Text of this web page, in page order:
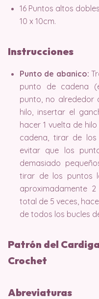
16 Puntos altos
10 x 10cm.
Instrucciones
Punto de abanico:
punto de cadena
punto, no alrededor
hilo, insertar el
hacer 1 vuelta de
cadena, tirar de
evitar que los
demasiado
tirar de los puntos
aproximadamente
total de 5 veces,
de todos los bucles
Patrón del
Crochet
Abreviaturas